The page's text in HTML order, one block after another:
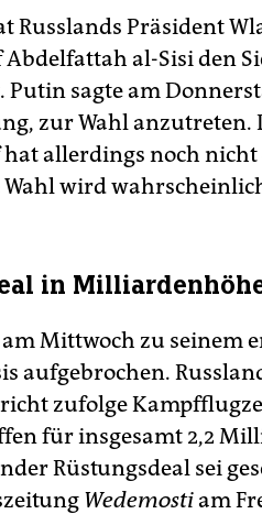
Russlands Präsident
al-Sisi den
Putin sagte am
zur Wahl
hat allerdings noch
Wahl wird
in
Mittwoch zu seinem
aufgebrochen.
zufolge
für insgesamt 2,2
Rüstungsdeal sei
Wedemostiam